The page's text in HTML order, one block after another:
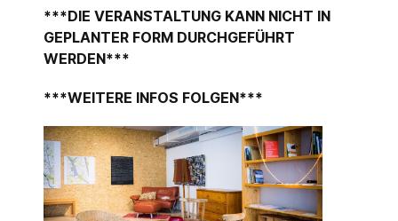
***DIE VERANSTALTUNG KANN NICHT IN
GEPLANTER FORM DURCHGEFÜHRT
WERDEN***
***WEITERE INFOS FOLGEN***